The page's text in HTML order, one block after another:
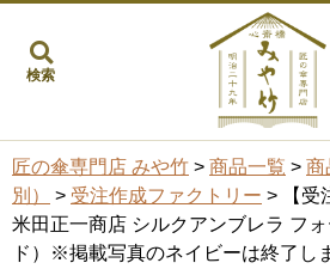
検索
匠の傘専門店 みや竹 > 商品一覧 > 商
別）
> 受注作成ファクトリー > 【受
米田正一商店 シルクアンブレラ フ
ド）※掲載写真のネイビーは終了し